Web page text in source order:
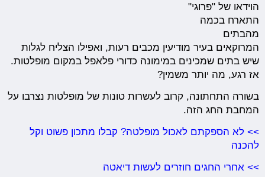
הוידאו של "פרוגי"
התארח בכמה
מהבתים
המרוקאים בעיר מודיעין מכבים רעות, ואפילו הצליח לגלות
שיש בתים שמכינים במימונה כדורי פלאפל במקום מופלטות.
אז רגע, מה יותר משמין?
בשורה התחתונה, קרוב לעשרות טונות של מופלטות נצרבו על
המחבת החג הזה.
>> לא הספקתם לאכול מופלטה? קבלו מתכון פשוט וקל
להכנה
>> אחרי החגים חוזרים לעשות דיאטה